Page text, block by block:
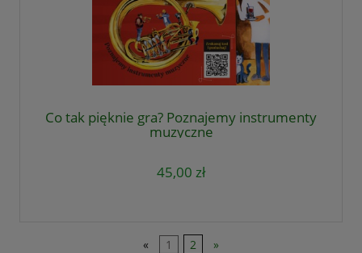
Co tak pięknie gra? Poznajemy instrumenty
muzyczne
45,00 zł
« 1 2 »